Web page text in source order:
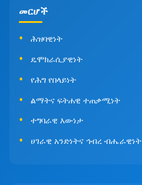
መርሆች
ሕዝባዊነት
ዴሞክራሲያዊነት
የሕግ የበላይነት
ልማትና ፍትሐዊ ተጠቃሚነት
ተግባራዊ እውነታ
ሀገራዊ አንድነትና ኅብረ ብሔራዊነት